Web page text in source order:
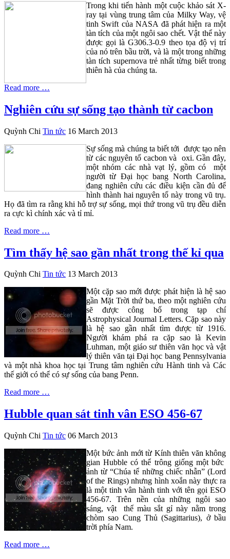
Trong khi tiến hành một cuộc khảo sát X-
ray tại vùng trung tâm của Milky Way, vệ
tinh Swift của NASA đã phát hiện ra một
tàn tích của một ngôi sao chết. Vật thể này
được gọi là G306.3-0.9 theo tọa độ vị trí
của nó trên bầu trời, và là một trong những
tàn tích supernova trẻ nhất từng biết trong
thiên hà của chúng ta.
Read more …
Nghiên cứu sự sống tạo thành từ cacbon
Quỳnh Chi Tin tức 16 March 2013
Sự sống mà chúng ta biết tới được tạo nên
từ các nguyên tố cacbon và oxi. Gần đây,
một nhóm các nhà vạt lý, gồm có một
người từ Đại học bang North Carolina,
đang nghiên cứu các điều kiện cần đủ để
hình thành hai nguyên tố này trong vũ trụ.
Họ đã tìm ra rằng khi hỗ trợ sự sống, mọi thứ trong vũ trụ đều diễn
ra cực kì chính xác và tỉ mỉ.
Read more …
Tìm thấy hệ sao gần nhất trong thế kỉ qua
Quỳnh Chi Tin tức 13 March 2013
Một cặp sao mới được phát hiện là hệ sao
gần Mặt Trời thứ ba, theo một nghiên cứu
sẽ được công bố trong tạp chí
Astrophysical Journal Letters. Cặp sao này
là hệ sao gần nhất tìm được từ 1916.
Người khám phá ra cặp sao là Kevin
Luhman, một giáo sư thiên văn học và vật
lý thiên văn tại Đại học bang Pennsylvania
và một nhà khoa học tại Trung tâm nghiên cứu Hành tinh và Các
thế giới có thể có sự sống của bang Penn.
Read more …
Hubble quan sát tinh vân ESO 456-67
Quỳnh Chi Tin tức 06 March 2013
Một bức ảnh mới từ Kính thiên văn không
gian Hubble có thể trông giống một bức
ảnh từ “Chúa tể những chiếc nhẫn” (Lord
of the Rings) nhưng hình xoắn này thực ra
là một tinh vân hành tinh với tên gọi ESO
456-67. Trên nền của những ngôi sao
sáng, vật thể màu sắt gỉ này nằm trong
chòm sao Cung Thủ (Sagittarius), ở bầu
trời phía Nam.
Read more …